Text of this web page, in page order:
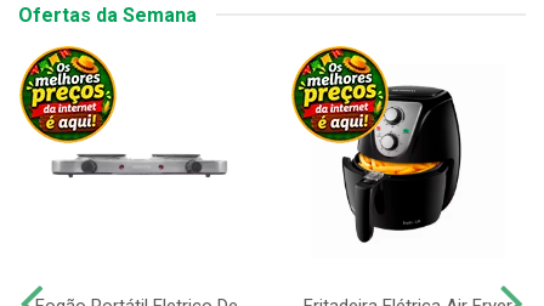
Ofertas da Semana